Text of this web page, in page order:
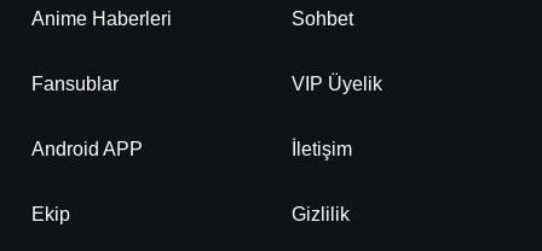
Anime Haberleri Sohbet
Fansublar VIP Üyelik
Android APP İletişim
Ekip Gizlilik